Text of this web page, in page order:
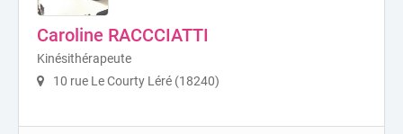
Caroline RACCCIATTI
Kinésithérapeute
10 rue Le Courty Léré (18240)